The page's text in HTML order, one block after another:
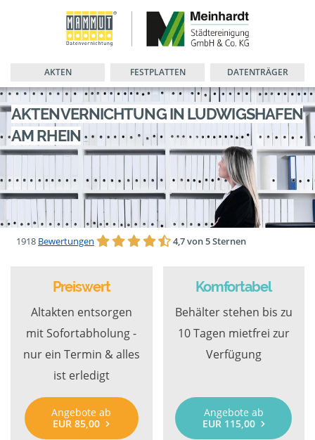
AKTEN FESTPLATTEN DATENTRÄGER
AKTENVERNICHTUNG IN LUDWIGSHAFEN
AM RHEIN
1918 Bewertungen 4,7 von 5 Sternen
Preiswert
Altakten entsorgen
mit Sofortabholung -
nur ein Termin & alles
ist erledigt
Angebote ab
EUR 85,00
Komfortabel
Behälter stehen bis zu
10 Tagen mietfrei zur
Verfügung
Angebote ab
EUR 115,00